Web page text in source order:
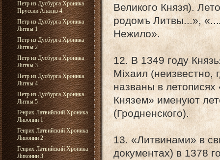
Петр из Дусбурга Хроника
Пруссии Анализ 4
Петр из Дусбурга Хроника
Литвы 1
Петр из Дусбурга Хроника
Литвы 2
Петр из Дусбурга Хроника
Литвы 3
Петр из Дусбурга Хроника
Литвы 4
Петр из Дусбурга Хроника
Литвы 5
Генрих Латвийский Хроника
Ливонии 1
Генрих Латвийский Хроника
Ливонии 2
Генрих Латвийский Хроника
Ливонии 3
Великого Князя).
родомъ Литвы...»,
Нежило».
12. В 1349 году
Міхаил (неизвестно,
названы в
Князем» именуют
(Гродненского).
13. «Литвинами» в
документах) в 1378